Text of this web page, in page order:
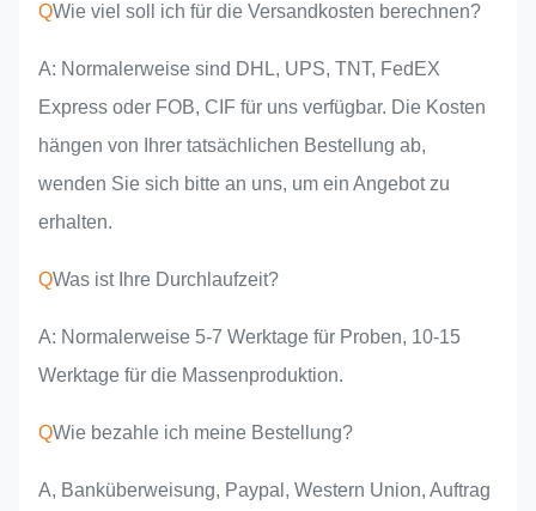
QWie viel soll ich für die Versandkosten berechnen?
A: Normalerweise sind DHL, UPS, TNT, FedEX
Express oder FOB, CIF für uns verfügbar. Die Kosten
hängen von Ihrer tatsächlichen Bestellung ab,
wenden Sie sich bitte an uns, um ein Angebot zu
erhalten.
QWas ist Ihre Durchlaufzeit?
A: Normalerweise 5-7 Werktage für Proben, 10-15
Werktage für die Massenproduktion.
QWie bezahle ich meine Bestellung?
A, Banküberweisung, Paypal, Western Union, Auftrag